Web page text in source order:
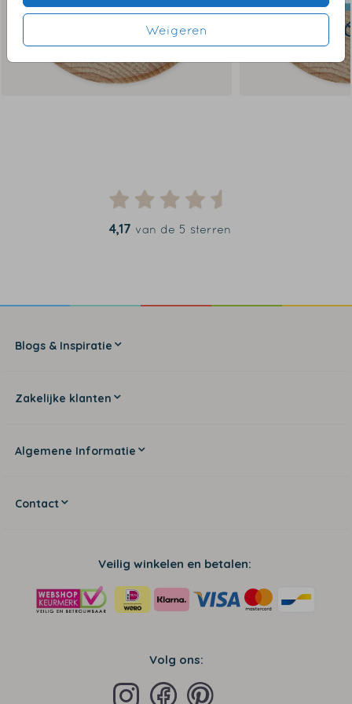
Weigeren
4,17 van de 5 sterren
Blogs & Inspiratie
Zakelijke klanten
Algemene Informatie
Contact
Veilig winkelen en betalen:
Volg ons: